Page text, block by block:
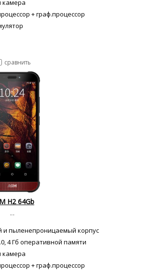
камера
+ граф.процессор
сравнить
H2 64Gb
--
пыленепроницаемый корпус
4 Гб оперативной памяти
камера
+ граф.процессор